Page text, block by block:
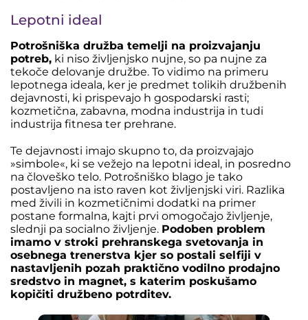
Lepotni ideal
Potrošniška družba temelji na proizvajanju
potreb, ki niso življenjsko nujne, so pa nujne za
tekoče delovanje družbe. To vidimo na primeru
lepotnega ideala, ker je predmet tolikih družbenih
dejavnosti, ki prispevajo h gospodarski rasti;
kozmetična, zabavna, modna industrija in tudi
industrija fitnesa ter prehrane.
Te dejavnosti imajo skupno to, da proizvajajo
»simbole«, ki se vežejo na lepotni ideal, in posredno
na človeško telo. Potrošniško blago je tako
postavljeno na isto raven kot življenjski viri. Razlika
med živili in kozmetičnimi dodatki na primer
postane formalna, kajti prvi omogočajo življenje,
slednji pa socialno življenje. Podoben problem
imamo v stroki prehranskega svetovanja in
osebnega trenerstva kjer so postali selfiji v
nastavljenih pozah praktično vodilno prodajno
sredstvo in magnet, s katerim poskušamo
kopičiti družbeno potrditev.